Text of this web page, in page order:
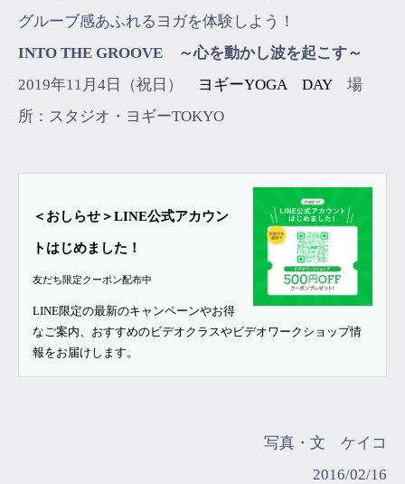
グルーブ感あふれるヨガを体験しよう！
INTO THE GROOVE ～心を動かし波を起こす～
2019年11月4日（祝日）
ヨギーYOGA DAY場
所：スタジオ・ヨギーTOKYO
＜おしらせ＞LINE公式アカウン
トはじめました！
友だち限定クーポン配布中
LINE限定の最新のキャンペーンやお得
なご案内、おすすめのビデオクラスやビデオワークショップ情
報をお届けします。
写真・文 ケイコ
2016/02/16